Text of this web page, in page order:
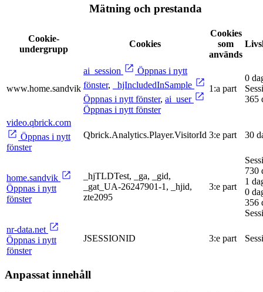
Mätning och prestanda
Cookie-
undergrupp
Cookies
Cookies
som
används
www.home.sandvik
ai_session
Öppnas i nytt
fönster,
_hjIncludedInSample
Öppnas i nytt fönster, ai_user
Öppnas i nytt fönster
1:a part
0
365
video.qbrick.com
Öppnas i nytt
fönster
Qbrick.Analytics.Player.VisitorId 3:e part 30
home.sandvik
Öppnas i nytt
fönster
_hjTLDTest, _ga, _gid,
_gat_UA-26247901-1, _hjid,
zte2095
3:e part
730
1
0
356
nr-data.net
Öppnas i nytt
fönster
JSESSIONID 3:e part
Anpassat innehåll